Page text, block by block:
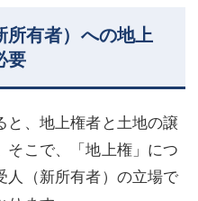
所有者）への地上
要
と、地上権者と土地の譲
そこで、「地上権」につ
人（新所有者）の立場で